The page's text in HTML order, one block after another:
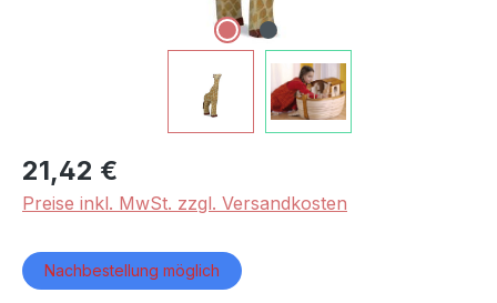
21,42 €
Preise inkl. MwSt. zzgl. Versandkosten
Nachbestellung möglich